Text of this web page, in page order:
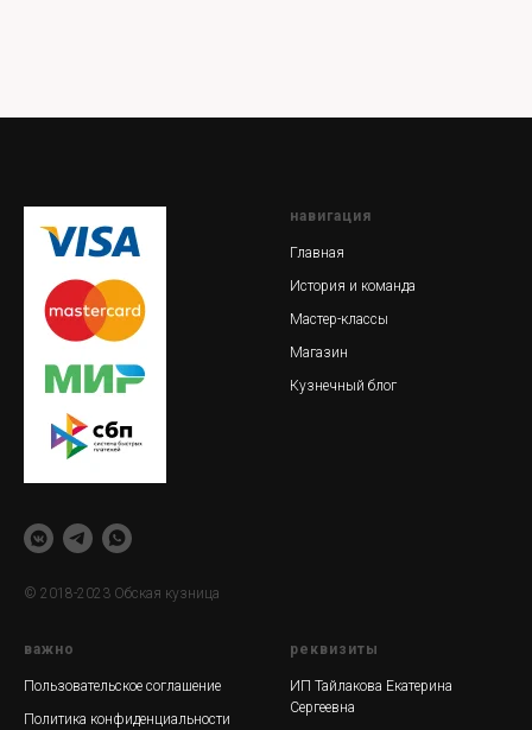
© 2018-2023 Обская кузница
навигация
Главная
История и команда
Мастер-классы
Магазин
Кузнечный блог
важно
Пользовательское соглашение
Политика конфиденциальности
реквизиты
ИП Тайлакова Екатерина
Сергеевна